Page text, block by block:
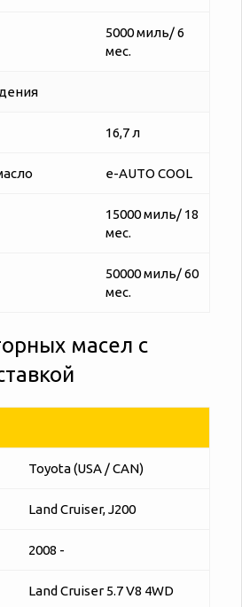
5000 миль/ 6
мес.
16,7 л
e-AUTO COOL
15000 миль/ 18
мес.
50000 миль/ 60
мес.
масел с
Toyota (USA / CAN)
Land Cruiser, J200
2008 -
Land Cruiser 5.7 V8 4WD